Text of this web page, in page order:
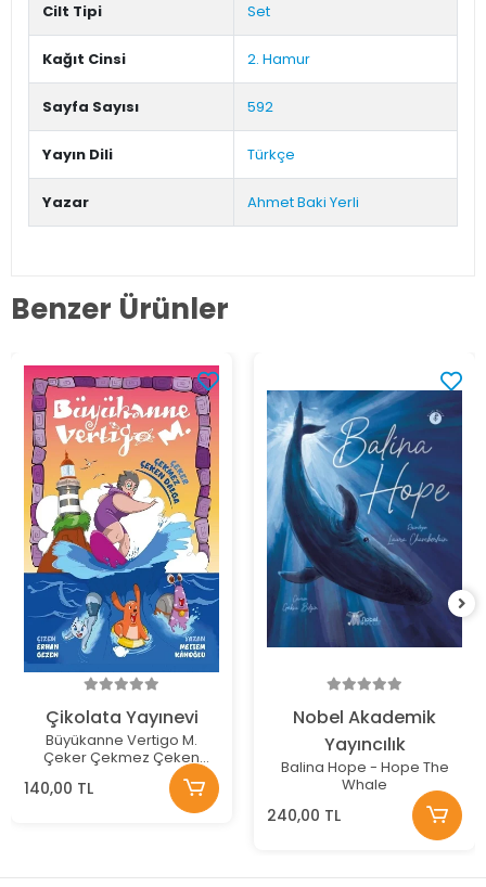
Cilt Tipi Set
Kağıt Cinsi 2. Hamur
Sayfa Sayısı 592
Yayın Dili Türkçe
Yazar Ahmet Baki Yerli
Benzer Ürünler
Çikolata Yayınevi
Büyükanne Vertigo M.
Çeker Çekmez Çeken
140,00 TL
Nobel Akademik
Yayıncılık
Balina Hope - Hope The
Whale
240,00 TL